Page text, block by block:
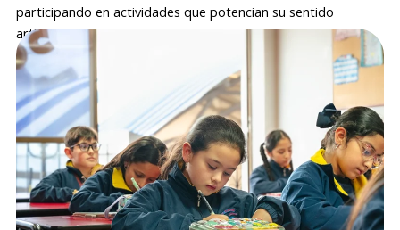
participando en actividades que potencian su sentido
artístico a través de la danza y la música.